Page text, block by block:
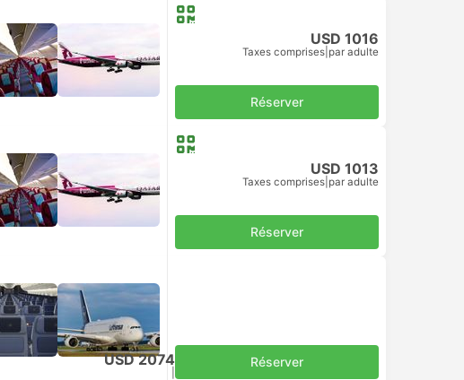
USD 1016
Taxes comprises par adulte
Réserver
USD 1013
Taxes comprises par adulte
Réserver
USD 2074 Réserver